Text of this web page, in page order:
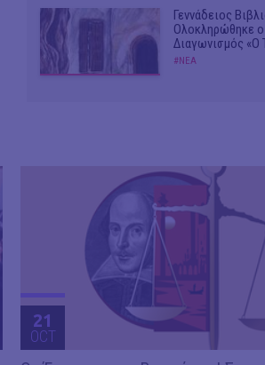
Γεννάδειος
Ολοκληρώθηκε
Διαγωνισμός «Ο
#ΝΕΑ
21
OCT